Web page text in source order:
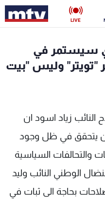
LIVE
سيستمر في
"تويتر" وليس "بيت
النائب زياد اسود ان
يتحقق في ظل وجود
والتحالفات السياسية
الوطني النائب وليد
بحاجة الى ثبات في
رياضة